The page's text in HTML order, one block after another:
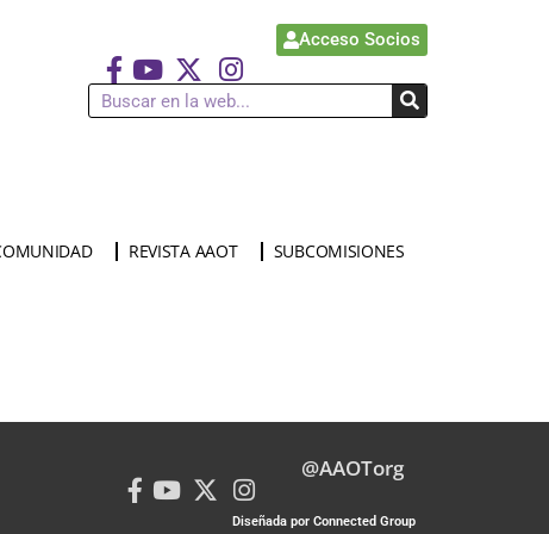
Acceso Socios
REVISTA AAOT SUBCOMISIONES
@AAOTorg
Diseñada por Connected Group